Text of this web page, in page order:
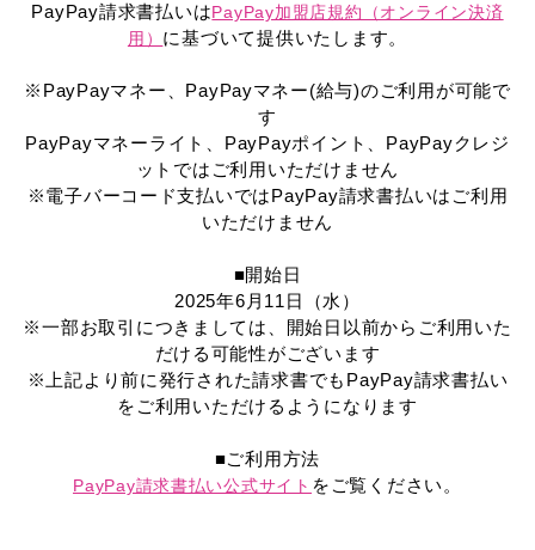
PayPay請求書払いはPayPay加盟店規約（オンライン決済
用） に基づいて提供いたします。
※PayPayマネー、PayPayマネー(給与)のご利用が可能で
す
PayPayマネーライト、PayPayポイント、PayPayクレジ
ットではご利用いただけません
※電子バーコード支払いではPayPay請求書払いはご利用
いただけません
■開始日
2025年6月11日（水）
※一部お取引につきましては、開始日以前からご利用いた
だける可能性がございます
※上記より前に発行された請求書でもPayPay請求書払い
をご利用いただけるようになります
■ご利用方法
PayPay請求書払い公式サイト をご覧ください。